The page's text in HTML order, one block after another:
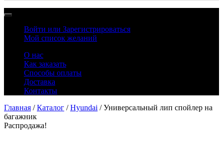
Войти или Зарегистрироваться
Мой список желаний
О нас
Как заказать
Способы оплаты
Доставка
Контакты
Главная /Каталог /Hyundai / Универсальный лип спойлер на
багажник
Распродажа!